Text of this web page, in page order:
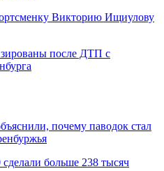
Викторию Ищиулову
после ДТП с
почему паводок стал
больше 238 тысяч